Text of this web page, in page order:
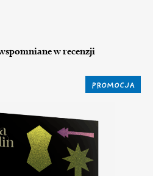
w recenzji
PROMOCJA